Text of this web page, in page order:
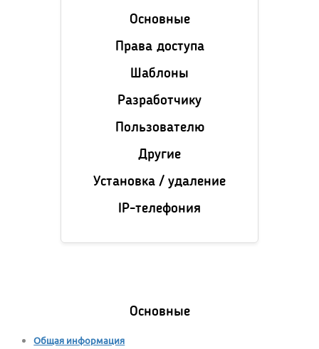
Основные
Права доступа
Шаблоны
Разработчику
Пользователю
Другие
Установка / удаление
IP-телефония
Основные
Общая информация